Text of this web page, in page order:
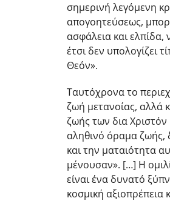
σημερινή λεγόμενη
απογοητεύσεως,
ασφάλεια και
έτσι δεν υπολογίζει
Θεόν».
Ταυτόχρονα το
ζωή μετανοίας, αλλά
ζωής των δια
αληθινό όραμα ζωής,
και την ματαιότητα
μένουσαν». […] Η
είναι ένα δυνατό
κοσμική